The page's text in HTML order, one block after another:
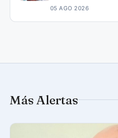
05 AGO 2026
Más Alertas